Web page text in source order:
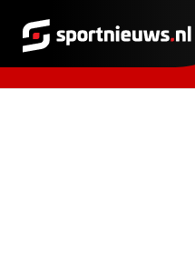
Sportnieuws.nl